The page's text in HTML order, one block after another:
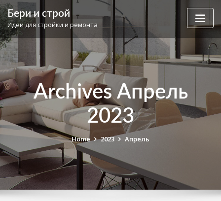
Skip
to
content
Бери и строй
Идеи для стройки и ремонта
Archives Апрель
2023
Home 2023 Апрель